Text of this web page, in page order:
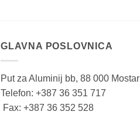
GLAVNA POSLOVNICA
Put za Aluminij bb, 88 000 Mostar
Telefon: +387 36 351 717
Fax: +387 36 352 528